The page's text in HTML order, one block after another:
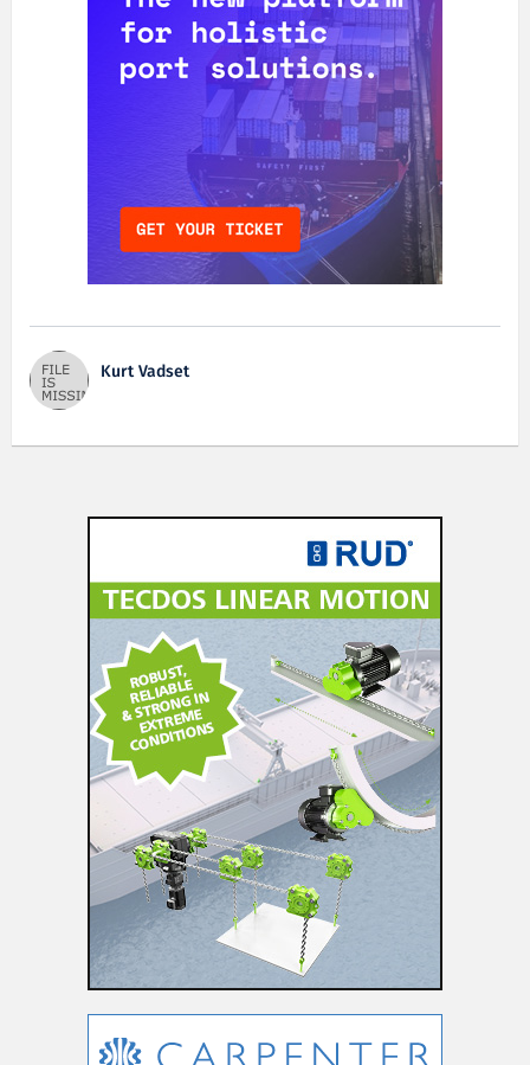
Kurt Vadset